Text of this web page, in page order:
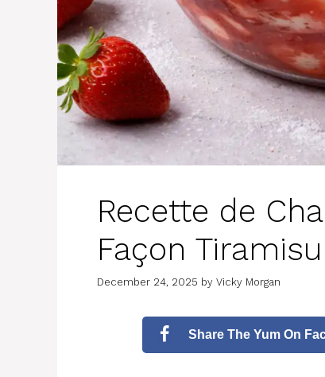
Recette de
Façon Tiramisu
December 24, 2025 by Vicky Morgan
Share The Yum On